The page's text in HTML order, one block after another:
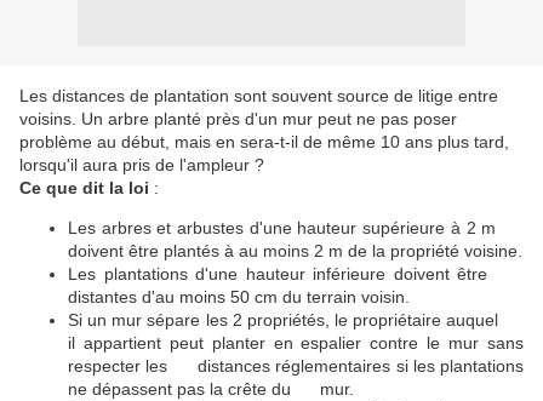
Les distances de plantation sont souvent source de litige entre
voisins. Un arbre planté près d'un mur peut ne pas poser
problème au début, mais en sera-t-il de même 10 ans plus tard,
lorsqu'il aura pris de l'ampleur ?
Ce que dit la loi :
Les arbres et arbustes d'une hauteur supérieure à 2 m
doivent être plantés à au moins 2 m de la propriété voisine.
Les plantations d'une hauteur inférieure doivent être
distantes d'au moins 50 cm du terrain voisin.
Si un mur sépare les 2 propriétés, le propriétaire auquel
il appartient peut planter en espalier contre le mur sans
respecter les distances réglementaires si les plantations
ne dépassent pas la crête du mur.